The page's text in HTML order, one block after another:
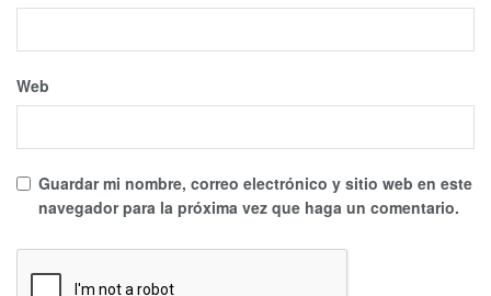
Web
Guardar mi nombre, correo electrónico y sitio web en este
navegador para la próxima vez que haga un comentario.